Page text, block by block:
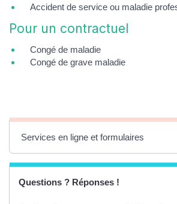
Accident de service ou maladie
Pour un contractuel
Congé de maladie
Congé de grave maladie
Services en ligne et formulaires
Questions ? Réponses !